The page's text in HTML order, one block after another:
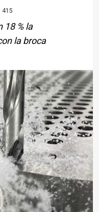
415
18 % la
la broca